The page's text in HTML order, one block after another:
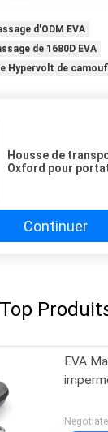
d'ODM EVA
de 1680D EVA
Hypervolt de
Housse de
Oxford pour
Continuer
Top
EVA